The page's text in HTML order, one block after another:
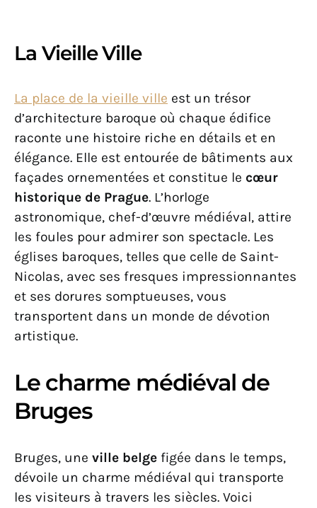
La Vieille Ville
La place de la vieille ville est un trésor
d’architecture baroque où chaque édifice
raconte une histoire riche en détails et en
élégance. Elle est entourée de bâtiments aux
façades ornementées et constitue le cœur
historique de Prague. L’horloge
astronomique, chef-d’œuvre médiéval, attire
les foules pour admirer son spectacle. Les
églises baroques, telles que celle de Saint-
Nicolas, avec ses fresques impressionnantes
et ses dorures somptueuses, vous
transportent dans un monde de dévotion
artistique.
Le charme médiéval de
Bruges
Bruges, une ville belge figée dans le temps,
dévoile un charme médiéval qui transporte
les visiteurs à travers les siècles. Voici